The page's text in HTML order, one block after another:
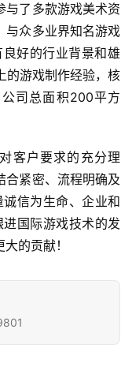
与了多款游戏美术资
与众多业界知名游戏
好的行业背景和雄
的游戏制作经验，核
司总面积200平方
客户要求的充分理
合紧密、流程明确及
信为生命、企业和
国际游戏技术的发
的贡献！